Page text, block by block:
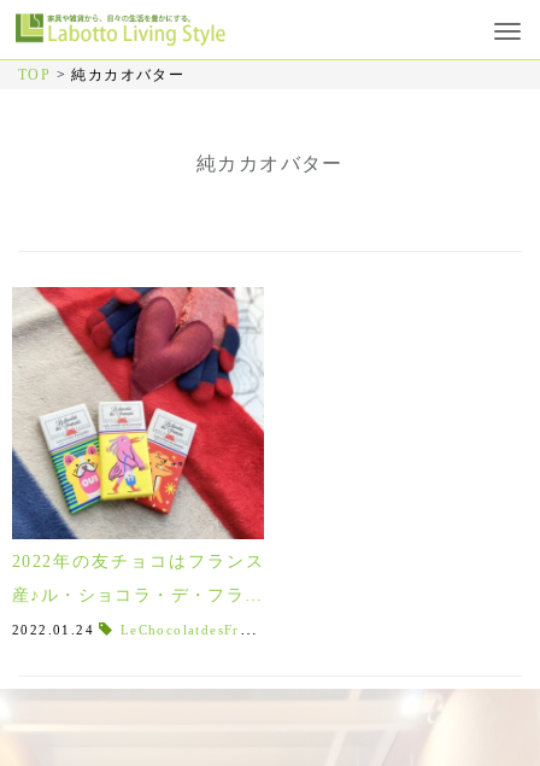
TOP >純カカオバター
純カカオバター
2022年の友チョコはフランス
産♪ル・ショコラ・デ・フラン
セの手作りチョコレート
2022.01.24 LeChocolatdesFrançais